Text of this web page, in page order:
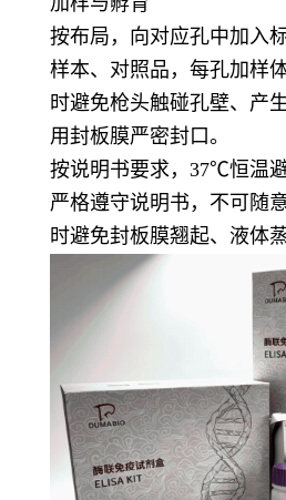
按布局，向对应孔中加入
样本、对照品，每孔加样
时避免枪头触碰孔壁、产
用封板膜严密封口。
按说明书要求，37℃恒温
严格遵守说明书，不可随
时避免封板膜翘起、液体蒸